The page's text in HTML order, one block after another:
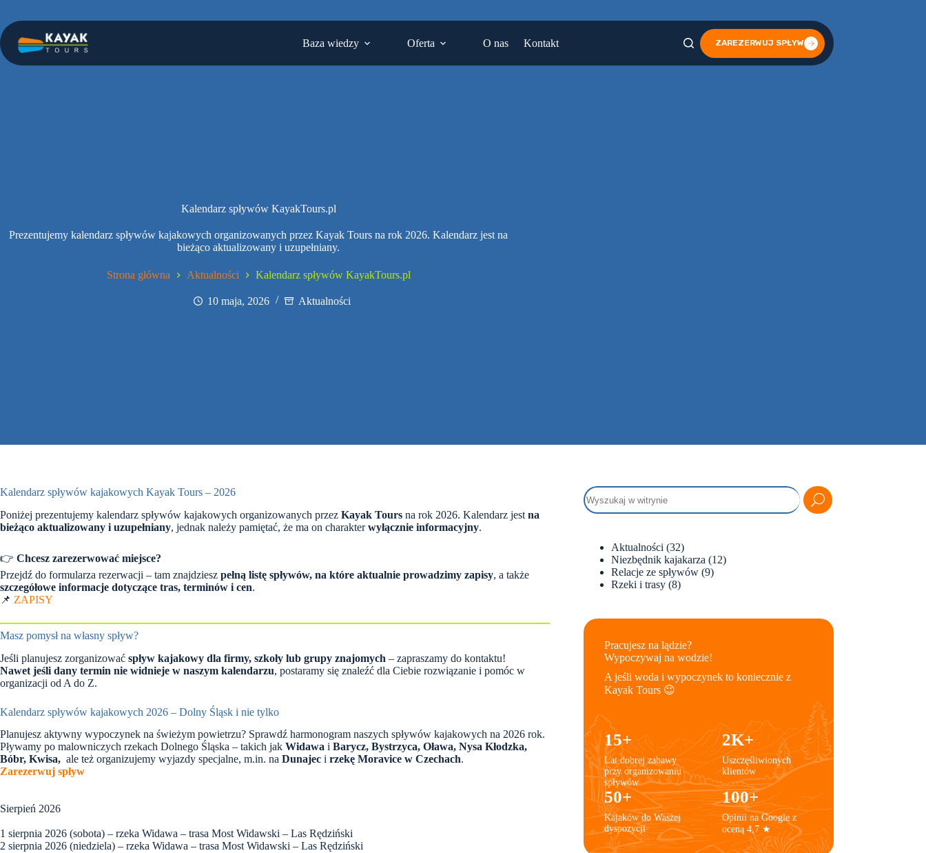
treści
Baza wiedzy Oferta O nas Kontakt ZAREZERWUJ SPŁYW
Kalendarz spływów KayakTours.pl
Prezentujemy kalendarz spływów kajakowych organizowanych przez Kayak Tours na rok 2026. Kalendarz jest na
bieżąco aktualizowany i uzupełniany.
Strona główna Aktualności Kalendarz spływów KayakTours.pl
10 maja, 2026 Aktualności
Kalendarz spływów kajakowych Kayak Tours – 2026
Poniżej prezentujemy kalendarz spływów kajakowych organizowanych przez Kayak Tours na rok 2026. Kalendarz jest na
bieżąco aktualizowany i uzupełniany, jednak należy pamiętać, że ma on charakterwyłącznie informacyjny.
👉 Chcesz zarezerwować miejsce?
Przejdź do formularza rezerwacji – tam znajdziesz pełną listę spływów, na które aktualnie prowadzimy zapisy, a także
szczegółowe informacje dotyczące tras, terminów i cen.
📌 ZAPISY
Masz pomysł na własny spływ?
Jeśli planujesz zorganizować spływ kajakowy dla firmy, szkoły lub grupy znajomych – zapraszamy do kontaktu!
Nawet jeśli dany termin nie widnieje w naszym kalendarzu, postaramy się znaleźć dla Ciebie rozwiązanie i pomóc w
organizacji od A do Z.
Kalendarz spływów kajakowych 2026 – Dolny Śląsk i nie tylko
Planujesz aktywny wypoczynek na świeżym powietrzu? Sprawdź harmonogram naszych spływów kajakowych na 2026 rok.
Pływamy po malowniczych rzekach Dolnego Śląska – takich jak Widawa i Barycz, Bystrzyca, Oława, Nysa Kłodzka,
Bóbr, Kwisa, ale też organizujemy wyjazdy specjalne, m.in. na Dunajec i rzekę Moravice w Czechach.
Zarezerwuj spływ
Sierpień 2026
1 sierpnia 2026 (sobota) – rzeka Widawa – trasa Most Widawski – Las Rędziński
2 sierpnia 2026 (niedziela) – rzeka Widawa – trasa Most Widawski – Las Rędziński
Aktualności (32)
Niezbędnik kajakarza (12)
Relacje ze spływów(9)
Rzeki i trasy(8)
Pracujesz na lądzie?
Wypoczywaj na wodzie!
A jeśli woda i wypoczynek to koniecznie z
Kayak Tours 😉
15+
Lat dobrej zabawy
przy organizowaniu
spływów
2K+
Uszczęśliwionych
klientów
50+
Kajaków do Waszej
dyspozycji
100+
Opinii na Google z
oceną 4,7 ★